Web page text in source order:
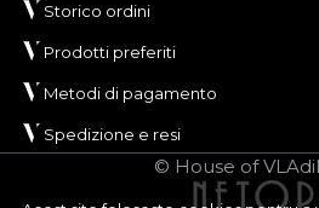
Storico ordini
Prodotti preferiti
Metodi di pagamento
Spedizione e resi
© House of